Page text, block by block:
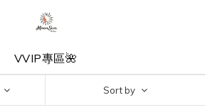
VVIP專區🌺
Sort by